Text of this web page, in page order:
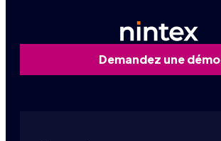
Demandez une démo